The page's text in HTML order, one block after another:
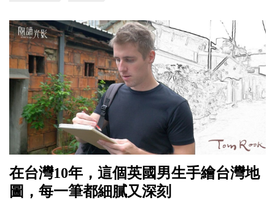
在台灣10年，這個英國男生手繪台灣地
圖，每一筆都細膩又深刻